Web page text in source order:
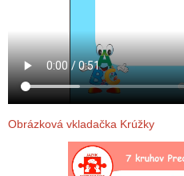
Obrázková vkladačka Krúžky